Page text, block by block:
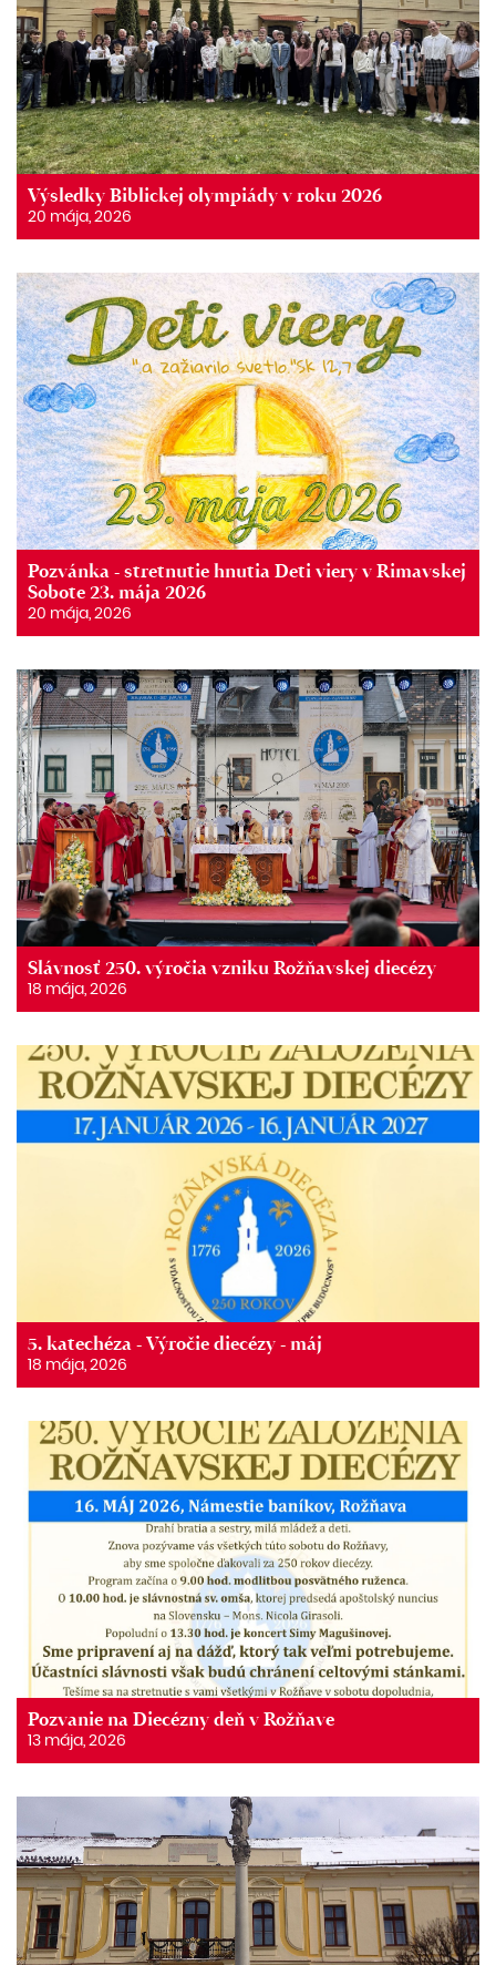
Výsledky Biblickej olympiády v roku 2026
20 mája, 2026
Pozvánka - stretnutie hnutia Deti viery v Rimavskej
Sobote 23. mája 2026
20 mája, 2026
Slávnosť 250. výročia vzniku Rožňavskej diecézy
18 mája, 2026
5. katechéza - Výročie diecézy - máj
18 mája, 2026
Pozvanie na Diecézny deň v Rožňave
13 mája, 2026